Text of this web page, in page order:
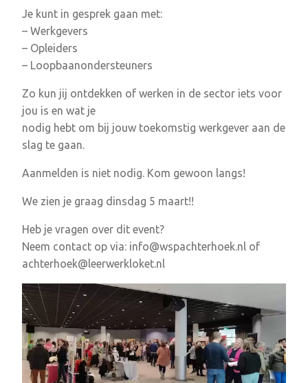
Je kunt in gesprek gaan met:
– Werkgevers
– Opleiders
– Loopbaanondersteuners
Zo kun jij ontdekken of werken in de sector iets voor
jou is en wat je
nodig hebt om bij jouw toekomstig werkgever aan de
slag te gaan.
Aanmelden is niet nodig. Kom gewoon langs!
We zien je graag dinsdag 5 maart!!
Heb je vragen over dit event?
Neem contact op via: info@wspachterhoek.nl of
achterhoek@leerwerkloket.nl